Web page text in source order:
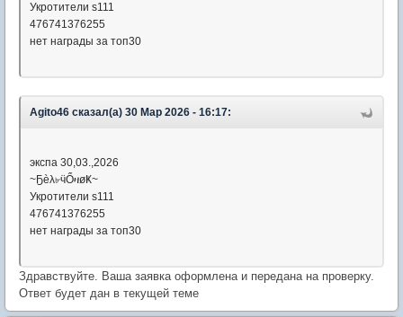
Укротители s111
476741376255
нет награды за топ30
Agito46 сказал(а) 30 Мар 2026 - 16:17:
экспа 30,03.,2026
~Ҕèλ৮ӵỔዛøҜ~
Укротители s111
476741376255
нет награды за топ30
Здравствуйте. Ваша заявка оформлена и передана на проверку.
Ответ будет дан в текущей теме